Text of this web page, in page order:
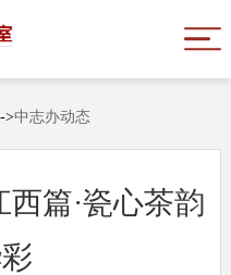
->中志办动态
篇·瓷心茶韵